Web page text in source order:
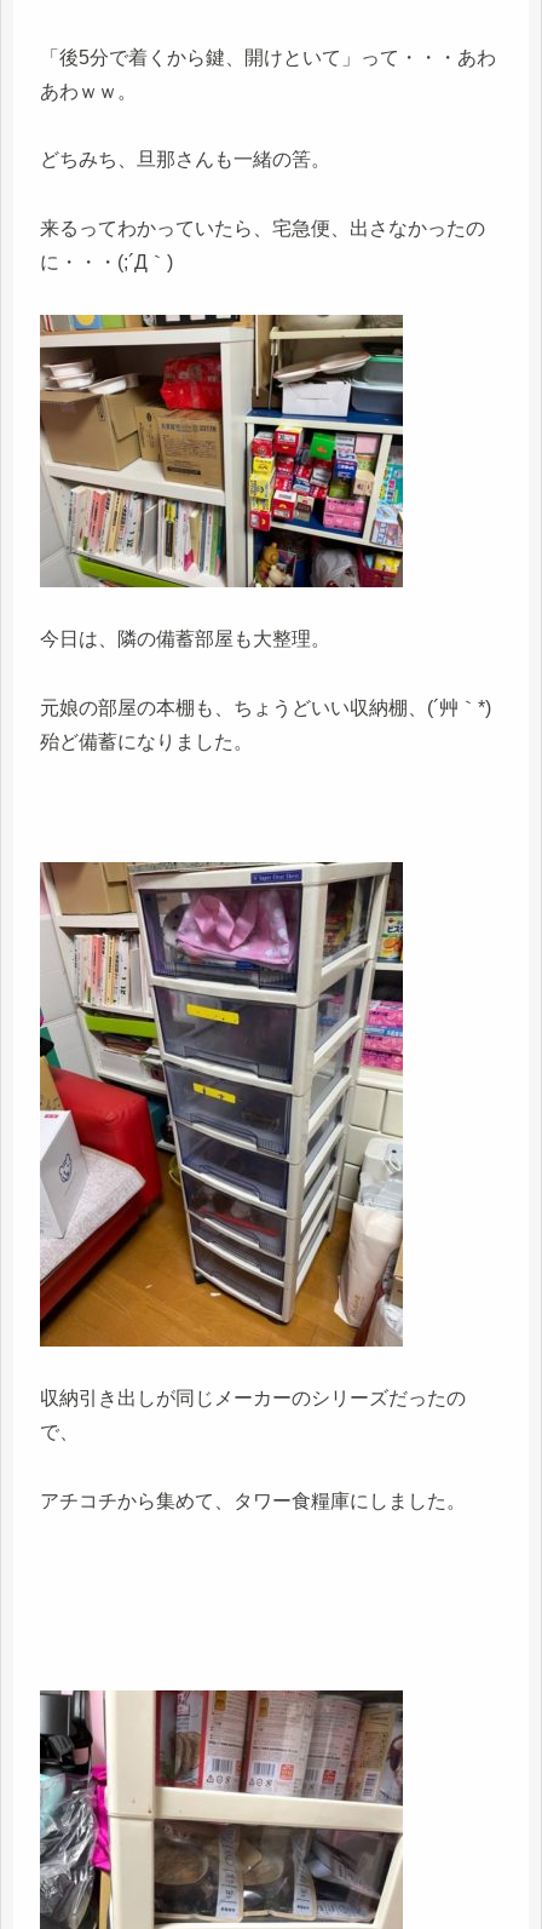
「後5分で着くから鍵、開けといて」って・・・あわ
あわｗｗ。
どちみち、旦那さんも一緒の筈。
来るってわかっていたら、宅急便、出さなかったの
に・・・(;´Д｀)
今日は、隣の備蓄部屋も大整理。
元娘の部屋の本棚も、ちょうどいい収納棚、(´艸｀*)
殆ど備蓄になりました。
収納引き出しが同じメーカーのシリーズだったの
で、
アチコチから集めて、タワー食糧庫にしました。